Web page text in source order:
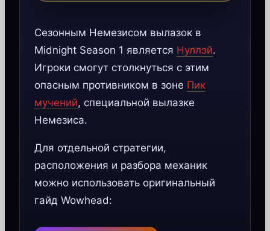
Сезонным Немезисом вылазок в
Midnight Season 1 является Нуллэй.
Игроки смогут столкнуться с этим
опасным противником в зоне Пик
мучений, специальной вылазке
Немезиса.
Для отдельной стратегии,
расположения и разбора механик
можно использовать оригинальный
гайд Wowhead: